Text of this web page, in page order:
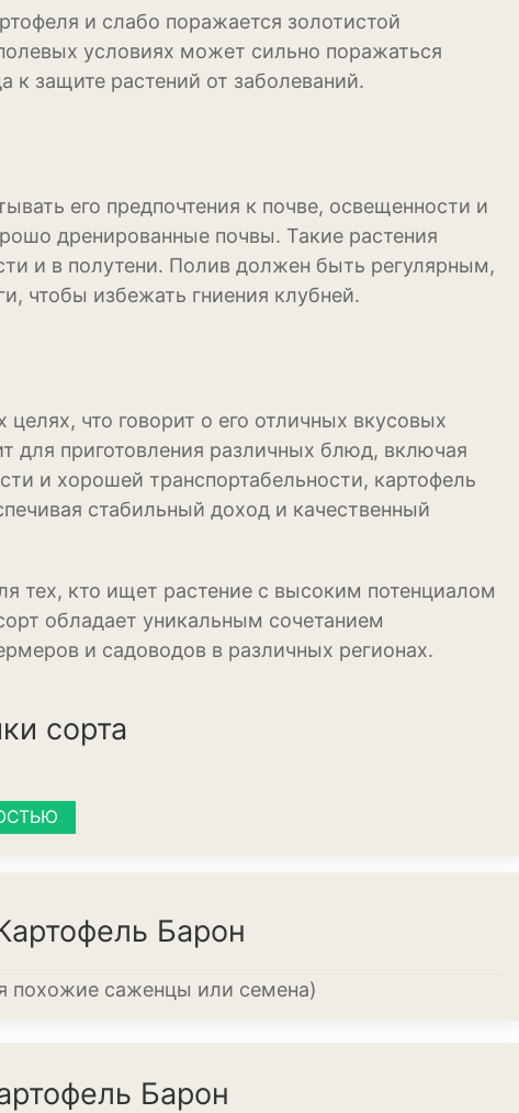
и слабо поражается золотистой
условиях может сильно поражаться
к защите растений от заболеваний.
его предпочтения к почве, освещенности и
дренированные почвы. Такие растения
и в полутени. Полив должен быть регулярным,
чтобы избежать гниения клубней.
что говорит о его отличных вкусовых
для приготовления различных блюд, включая
и хорошей транспортабельности, картофель
стабильный доход и качественный
тех, кто ищет растение с высоким потенциалом
обладает уникальным сочетанием
и садоводов в различных регионах.
сорта
Барон
похожие саженцы или семена)
Барон